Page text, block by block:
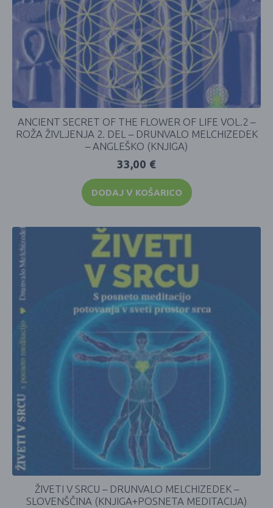
ANCIENT SECRET OF THE FLOWER OF LIFE VOL.2 –
ROŽA ŽIVLJENJA 2. DEL – DRUNVALO MELCHIZEDEK
– ANGLEŠKO (KNJIGA)
33,00 €
DODAJ V KOŠARICO
ŽIVETI V SRCU – DRUNVALO MELCHIZEDEK –
SLOVENŠČINA (KNJIGA+POSNETA MEDITACIJA)